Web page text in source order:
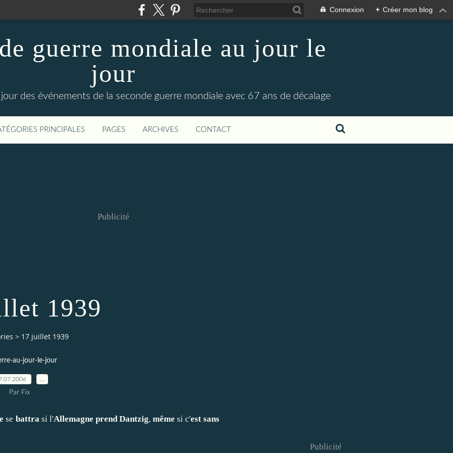
Connexion + Créer mon blog
guerre mondiale au jour le
jour
des événements de la seconde guerre mondiale avec 67 ans de décalage
PRINCIPALES PAGES ARCHIVES CONTACT
Publicité
1939
> 17 juillet 1939
au-jour-le-jour
Par Fix
se battra si l'Allemagne prend Dantzig, même si c'est sans
Publicité